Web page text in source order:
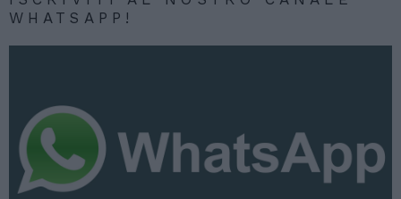
WHATSAPP!